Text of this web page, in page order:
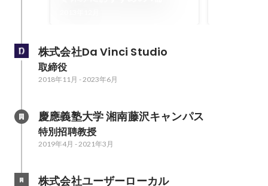
株式会社Da Vinci Studio
取締役
2018年11月 -2023年6月
慶應義塾大学 湘南藤沢キャンパス
特別招聘教授
2019年4月 -2021年3月
株式会社ユーザーローカル